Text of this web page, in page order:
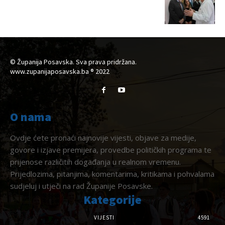
© Županija Posavska. Sva prava pridržana.
www.zupanijaposavska.ba ® 2022
O nama
Ovdje ćete pronaći najnovije vijesti, objave za medije,
govore i izjave premijera, provedbe političkih programa te
prijenose različitih događanja u realnom vremenu.
Prijedlozima, pitanjima, komentarima, kritikama i pohvalama
sudjeluj i utječi na rad Županije Posavske.
Kategorije
VIJESTI 4591